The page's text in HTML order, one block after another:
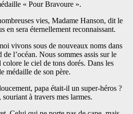
« Pour Bravoure ».
vies, Madame Hanson, dit le
en sera éternellement reconnaissant.
vivons sous de nouveaux noms dans
l’océan. Nous sommes assis sur le
le ciel de tons dorés. Dans les
médaille de son père.
papa était-il un super-héros ?
souriant à travers mes larmes.